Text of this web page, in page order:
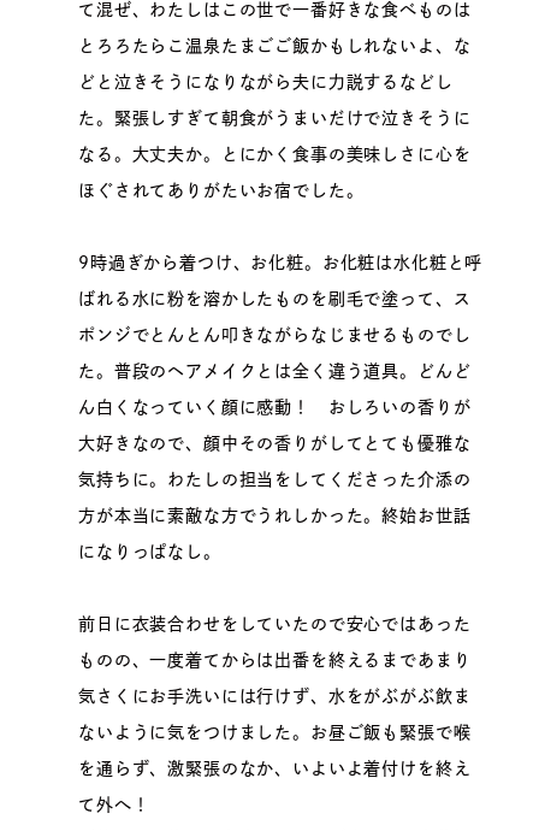
て混ぜ、わたしはこの世で一番好きな食べものは
とろろたらこ温泉たまごご飯かもしれないよ、な
どと泣きそうになりながら夫に力説するなどし
た。緊張しすぎて朝食がうまいだけで泣きそうに
なる。大丈夫か。とにかく食事の美味しさに心を
ほぐされてありがたいお宿でした。
9時過ぎから着つけ、お化粧。お化粧は水化粧と呼
ばれる水に粉を溶かしたものを刷毛で塗って、ス
ポンジでとんとん叩きながらなじませるものでし
た。普段のヘアメイクとは全く違う道具。どんど
ん白くなっていく顔に感動！ おしろいの香りが
大好きなので、顔中その香りがしてとても優雅な
気持ちに。わたしの担当をしてくださった介添の
方が本当に素敵な方でうれしかった。終始お世話
になりっぱなし。
前日に衣装合わせをしていたので安心ではあった
ものの、一度着てからは出番を終えるまであまり
気さくにお手洗いには行けず、水をがぶがぶ飲ま
ないように気をつけました。お昼ご飯も緊張で喉
を通らず、激緊張のなか、いよいよ着付けを終え
て外へ！